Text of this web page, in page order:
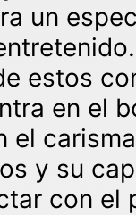
un
estos
en el
el
y su
con el